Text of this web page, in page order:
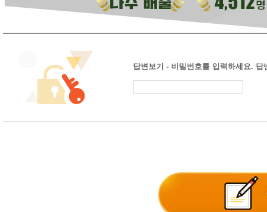
답변보기 - 비밀번호를 입력하세요.